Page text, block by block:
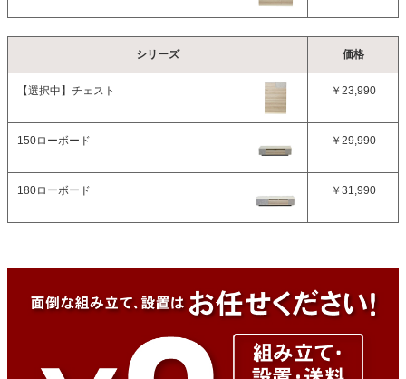
シリーズ 価格
【選択中】 チェスト ￥23,990
150ローボード ￥29,990
180ローボード ￥31,990